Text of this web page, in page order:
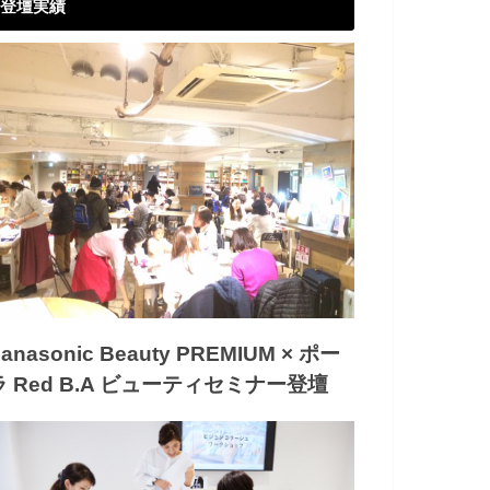
登壇実績
Beauty PREMIUM × ポー
Red B.A ビューティセミナー登壇